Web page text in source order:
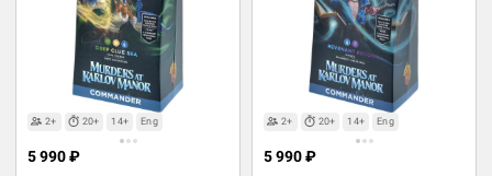
2+ 20+ 14+ Eng
5 990 ₽
2+ 20+ 14+ Eng
5 990 ₽